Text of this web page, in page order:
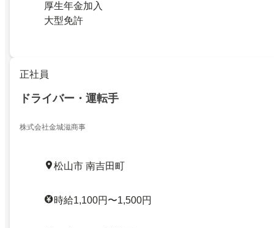
厚生年金加入
大型免許
正社員
ドライバー・運転手
株式会社金城滋商事
松山市 南吉田町
時給1,100円〜1,500円